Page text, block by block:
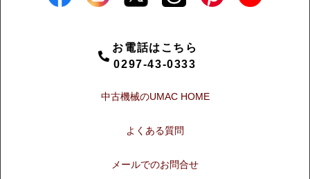
お電話はこちら
0297-43-0333
中古機械のUMAC HOME
よくある質問
メールでのお問合せ